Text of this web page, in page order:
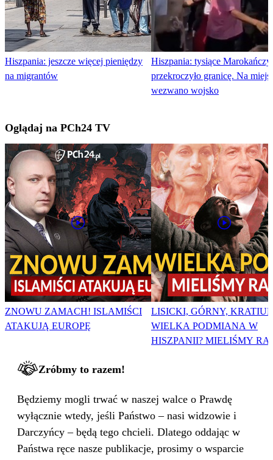
Hiszpania: jeszcze więcej pieniędzy
na migrantów
Hiszpania: tysiące
przekroczyło granicę. Na
wezwano wojsko
Oglądaj na PCh24 TV
ZNOWU ZAMACH! ISLAMIŚCI
ATAKUJĄ EUROPĘ
LISICKI, GÓRNY,
WIELKA PODMIANA W
HISZPANII? MIELIŚMY
Zróbmy to razem!
Będziemy mogli trwać w naszej walce o Prawdę
wyłącznie wtedy, jeśli Państwo – nasi widzowie i
Darczyńcy – będą tego chcieli. Dlatego oddając w
Państwa ręce nasze publikacje, prosimy o wsparcie